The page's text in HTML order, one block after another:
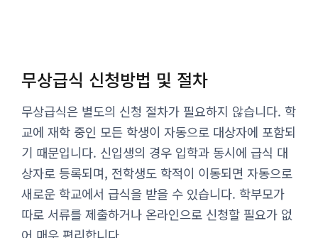
무상급식 신청방법 및 절차
무상급식은 별도의 신청 절차가 필요하지 않습니다. 학
교에 재학 중인 모든 학생이 자동으로 대상자에 포함되
기 때문입니다. 신입생의 경우 입학과 동시에 급식 대
상자로 등록되며, 전학생도 학적이 이동되면 자동으로
새로운 학교에서 급식을 받을 수 있습니다. 학부모가
따로 서류를 제출하거나 온라인으로 신청할 필요가 없